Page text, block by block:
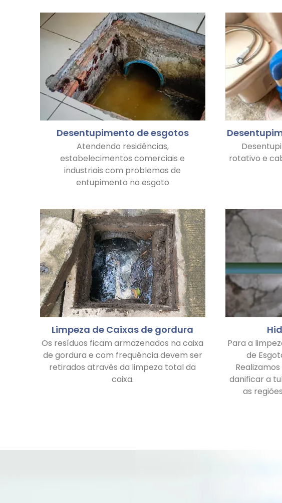
Desentupimento de esgotos
Atendendo residências,
estabelecimentos comerciais e
industriais com problemas de
entupimento no esgoto
rotativo e
Limpeza de Caixas de gordura
Os resíduos ficam armazenados na caixa
de gordura e com frequência devem ser
retirados através da limpeza total da
caixa.
Para a
de
danificar a
as